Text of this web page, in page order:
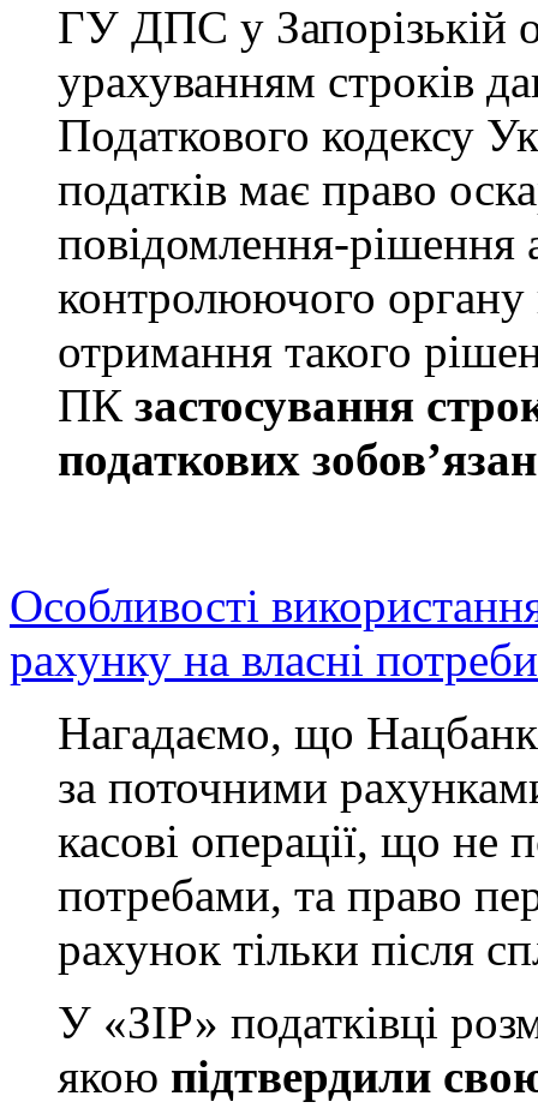
ГУ ДПС у Запорізькій
урахуванням строків
Податкового кодексу
податків має право
повідомлення-рішення
контролюючого органу
отримання такого
ПК застосування
податкових
Особливості
рахунку на власні потреби
Нагадаємо, що Нацбанк
за поточними
касові операції, що не
потребами, та право
рахунок тільки після
У «ЗІР» податківці
якою підтвердили